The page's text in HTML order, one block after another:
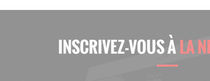
INSCRIVEZ-VOUS ÀLA